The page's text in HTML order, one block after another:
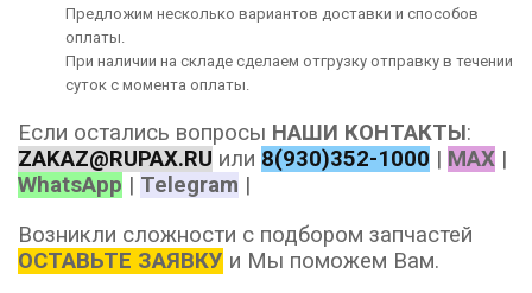
Предложим несколько вариантов доставки и способов
оплаты
При наличии на складе сделаем отгрузку отправку в течении
суток с момента оплаты.
Если остались вопросы НАШИ КОНТАКТЫ:
ZAKAZ@RUPAX.RU или 8(930)352-1000 | MAX |
WhatsApp | Telegram |
Возникли сложности с подбором запчастей
ОСТАВЬТЕ ЗАЯВКУ и Мы поможем Вам.